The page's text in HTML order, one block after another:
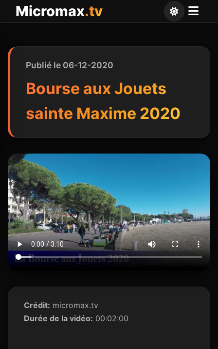
Micromax.tv
Publié le 06-12-2020
Bourse aux Jouets
sainte Maxime 2020
Crédit: micromax.tv
Durée de la vidéo: 00:02:00
Panneau de gestion des cookies